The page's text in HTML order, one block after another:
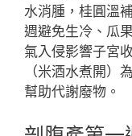
水消腫，桂圓溫
週避免生冷、瓜
氣入侵影響子宮
（米酒水煮開）
幫助代謝廢物。